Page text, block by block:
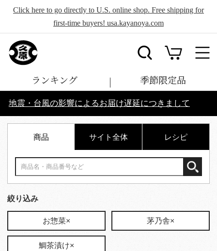
Click here to go directly to U.S. online shop. Free shipping for
first-time buyers! usa.kayanoya.com
ランキング 季節限定品
地震・台風の影響によるお届け遅延につきまして
商品 サイト全体 レシピ
絞り込み
お惣菜× 茅乃舎×
鯛茶漬け×